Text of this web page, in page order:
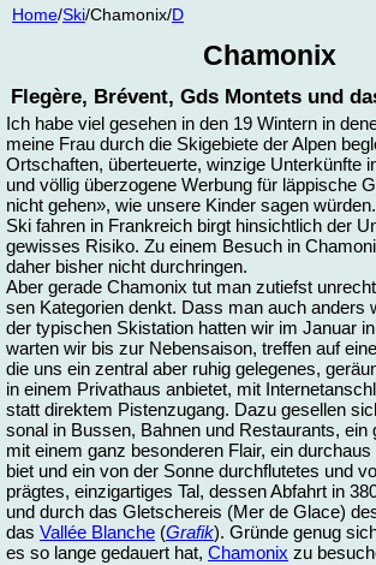
Home/Ski/Cha­mo­nix/D
Cha­mo­nix
Flegè­re, Bré­vent, Gds Mon­tets und
Ich ha­be viel ge­se­hen in den 19 Win­tern in
mei­ne Frau durch die Ski­ge­bie­te der Al­pen
Ort­schaf­ten, über­teu­er­te, win­zi­ge Un­ter­künf­te
und völ­lig über­zo­ge­ne Wer­bung für läp­pi­sche
nicht ge­hen», wie un­se­re Kin­der sa­gen wür­den.
Ski fah­ren in Frank­reich birgt hin­sicht­lich der
ge­wis­ses Ri­si­ko. Zu ei­nem Be­such in
da­her bis­her nicht durch­rin­gen.
Aber ge­ra­de Cha­mo­nix tut man zu­tiefst
sen Ka­te­go­ri­en denkt. Dass man auch an­ders
der ty­pi­schen Ski­sta­ti­on hat­ten wir im Ja­nu­ar in
war­ten wir bis zur Ne­ben­sai­son, tref­fen auf
die uns ein zen­tral aber ru­hig ge­le­ge­nes,
in ei­nem Pri­vat­haus an­bie­tet, mit
statt di­rek­tem Pis­ten­zu­gang. Da­zu ge­sel­len
so­nal in Bus­sen, Bah­nen und Re­stau­rants, ein
mit ei­nem ganz be­son­de­ren Flair, ein
biet und ein von der Son­ne durch­flu­te­tes und
präg­tes, ein­zig­ar­ti­ges Tal, des­sen Ab­fahrt in
und durch das Glet­sche­reis (Mer de Glace)
das Vallée Blan­che (Gra­fik). Grün­de ge­nug
es so lan­ge ge­dau­ert hat, Cha­mo­nix zu